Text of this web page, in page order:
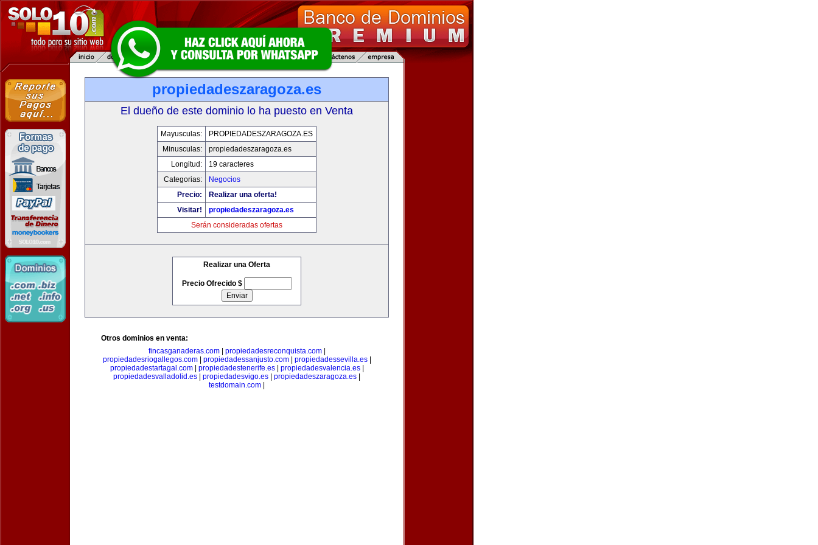
propiedadeszaragoza.es
El dueño de este dominio lo ha puesto en Venta
Mayusculas:
PROPIEDADESZARAGOZA.ES
Minusculas:
propiedadeszaragoza.es
Longitud:
19 caracteres
Categorias:
Negocios
Precio:
Realizar una oferta!
Visitar!
propiedadeszaragoza.es
Serán consideradas ofertas
Realizar una Oferta
Precio Ofrecido $
Otros dominios en venta:
fincasganaderas.com| propiedadesreconquista.com|
propiedadesriogallegos.com| propiedadessanjusto.com| propiedadessevilla.es|
propiedadestartagal.com| propiedadestenerife.es| propiedadesvalencia.es|
propiedadesvalladolid.es
propiedadesvigo.es propiedadeszaragoza.es
testdomain.com